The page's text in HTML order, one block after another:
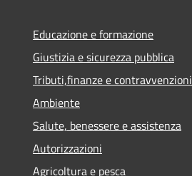
Educazione e formazione
Giustizia e sicurezza pubblica
Tributi,finanze e contravvenzioni
Ambiente
Salute, benessere e assistenza
Autorizzazioni
Agricoltura e pesca